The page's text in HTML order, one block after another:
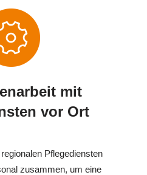
mit
vor Ort
Pflegediensten
zusammen, um eine